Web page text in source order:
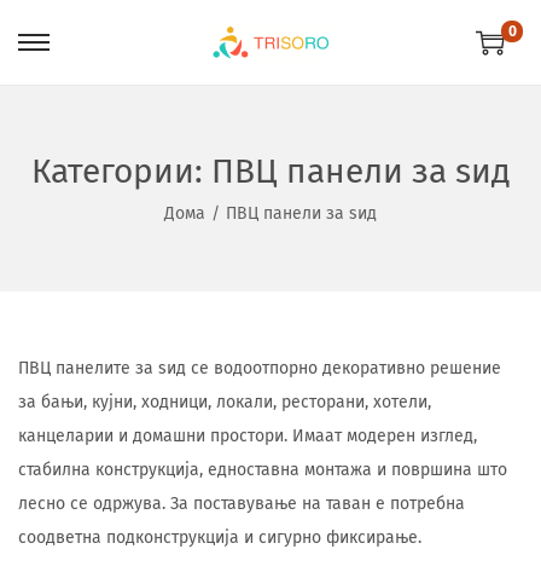
0
Категории: ПВЦ панели за ѕид
Дома / ПВЦ панели за ѕид
ПВЦ панелите за ѕид се водоотпорно декоративно решение
за бањи, кујни, ходници, локали, ресторани, хотели,
канцеларии и домашни простори. Имаат модерен изглед,
стабилна конструкција, едноставна монтажа и површина што
лесно се одржува. За поставување на таван е потребна
соодветна подконструкција и сигурно фиксирање.